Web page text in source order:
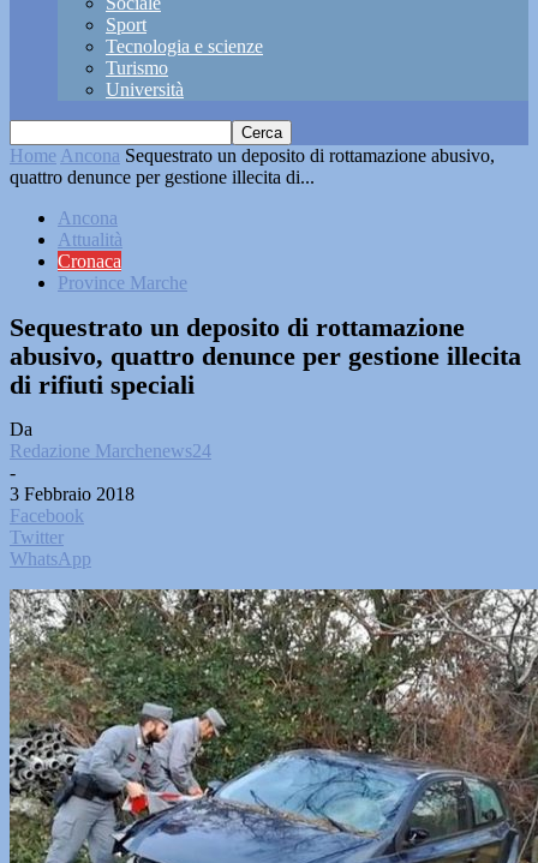
Sport
Tecnologia e scienze
Turismo
Università
Home Ancona Sequestrato un deposito di rottamazione abusivo,
quattro denunce per gestione illecita di...
Ancona
Attualità
Cronaca
Province Marche
Sequestrato un deposito di rottamazione
abusivo, quattro denunce per gestione illecita
di rifiuti speciali
Da
Redazione Marchenews24
-
3 Febbraio 2018
Facebook
Twitter
WhatsApp